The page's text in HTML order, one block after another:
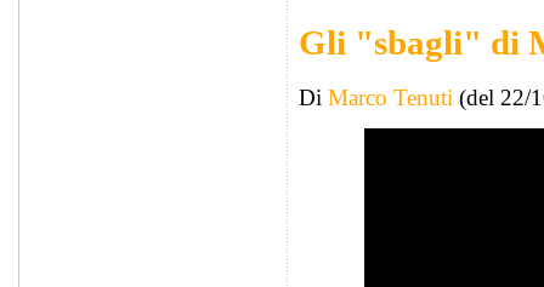
Gli "sbagli" di
Di Marco Tenuti (del 22/